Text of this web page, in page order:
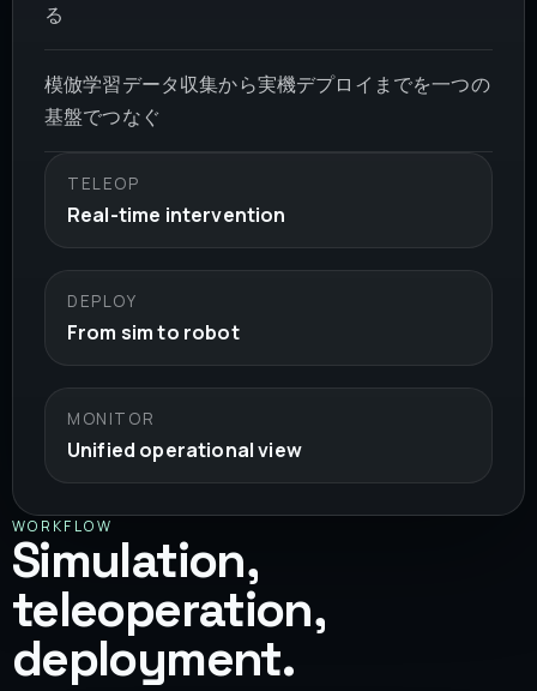
る
模倣学習データ収集から実機デプロイまでを一つの
基盤でつなぐ
TELEOP
Real-time intervention
DEPLOY
From sim to robot
MONITOR
Unified operational view
WORKFLOW
Simulation,
teleoperation,
deployment.